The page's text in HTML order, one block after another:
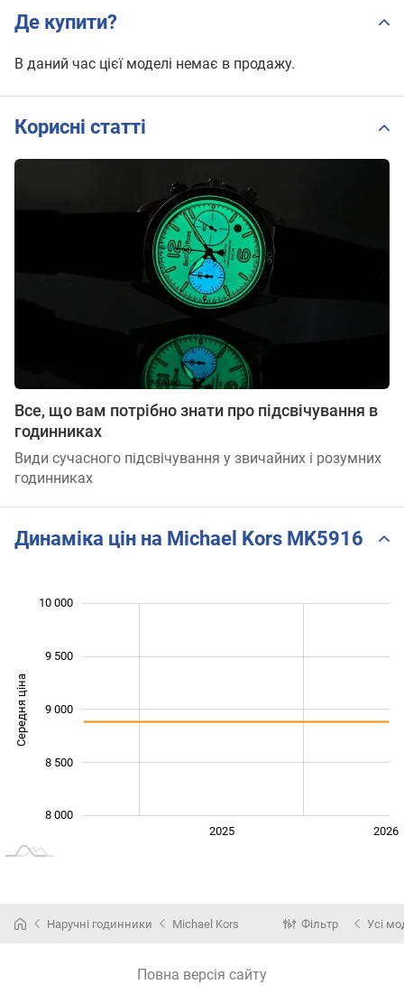
Де купити?
В даний час цієї моделі немає в продажу.
Корисні статті
Все, що вам потрібно знати про підсвічування в
годинниках
Види сучасного підсвічування у звичайних і розумних
годинниках
Динаміка цін на Michael Kors MK5916
Середня ціна 10 000
8 000
8 500
9 000
9 500
10 000
2025 2026
Наручні годинники Michael Kors Фільтр Усі
Повна версія сайту